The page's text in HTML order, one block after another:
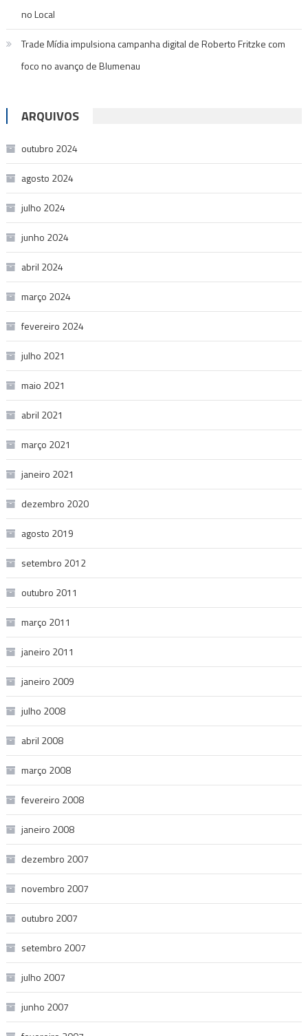
no Local
Trade Mídia impulsiona campanha digital de Roberto Fritzke com
foco no avanço de Blumenau
ARQUIVOS
outubro 2024
agosto 2024
julho 2024
junho 2024
abril 2024
março 2024
fevereiro 2024
julho 2021
maio 2021
abril 2021
março 2021
janeiro 2021
dezembro 2020
agosto 2019
setembro 2012
outubro 2011
março 2011
janeiro 2011
janeiro 2009
julho 2008
abril 2008
março 2008
fevereiro 2008
janeiro 2008
dezembro 2007
novembro 2007
outubro 2007
setembro 2007
julho 2007
junho 2007